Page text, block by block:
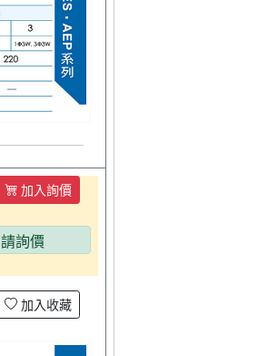
加入詢價
請詢價
加入收藏